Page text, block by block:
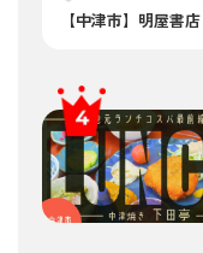
【中津市】明屋